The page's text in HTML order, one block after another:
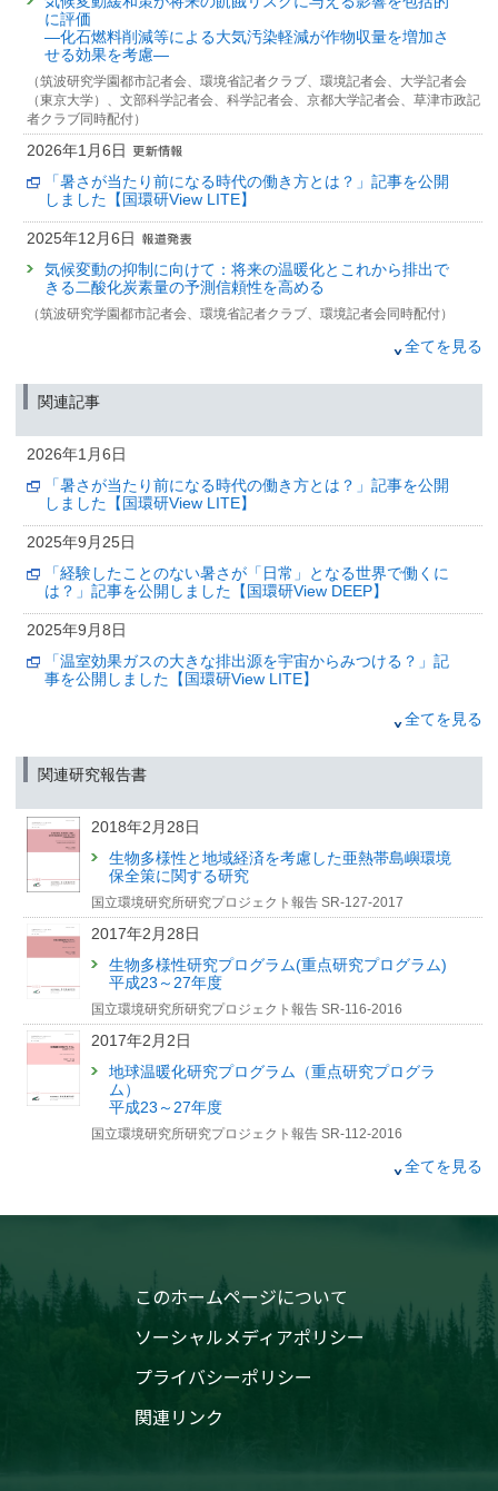
に評価
—化石燃料削減等による大気汚染軽減が作物収量を増加さ
せる効果を考慮—
（筑波研究学園都市記者会、環境省記者クラブ、環境記者会、大学記者会
（東京大学）、文部科学記者会、科学記者会、京都大学記者会、草津市政記
者クラブ同時配付）
2026年1月6日
「暑さが当たり前になる時代の働き方とは？」記事を公開
しました【国環研View LITE】
2025年12月6日
気候変動の抑制に向けて：将来の温暖化とこれから排出で
きる二酸化炭素量の予測信頼性を高める
（筑波研究学園都市記者会、環境省記者クラブ、環境記者会同時配付）
－シマクイナが明かす、日本列島が大陸集団の存続を支え
る仕組み－
（農政クラブ、農林記者会、林政記者クラブ、筑波研究学園都市記者会、北
海道教育記者クラブ、文部科学記者会、科学記者会、環境省記者クラブ、環
境記者会、千葉県政記者会、千葉民間放送テレビ記者クラブ同時配付）
2025年11月17日
長期的な暑熱適応の効果を見込んでも
亡者数が増加する
（筑波研究学園都市記者会、環境省記者クラブ、環境記者会同時配付）
2025年11月6日
気候変動リスク産官学連携ネットワーク公開シンポジウム
～サステナビリティ情報開示の動向と企業価値向上に向け
（筑波研究学園都市記者会配布（環境省、文部科学省、国土交通省、金融庁
2025年9月25日
「経験したことのない暑さが「日常」となる世界で働くに
は？」記事を公開しました【国環研View DEEP】
全てを見る
関連記事
2026年1月6日
「暑さが当たり前になる時代の働き方とは？」記事を公開
しました【国環研View LITE】
2025年9月25日
「経験したことのない暑さが「日常」となる世界で働くに
は？」記事を公開しました【国環研View DEEP】
2025年9月8日
「温室効果ガスの大きな排出源を宇宙からみつける？」記
事を公開しました【国環研View LITE】
いに宇宙へ」記事を公開しました【国環研View DEEP】
2025年7月9日
「「今年、ヒバリはいつ鳴いた？」—“季節のズレ”を追う全
国の観察者たちとは？」記事を公開しました【国環研View
2025年5月7日
「生物季節モニタリング：気候変動と生物のリズムを見つ
めて」記事を公開しました【国環研View DEEP】
2025年2月28日
「永久凍土は日本にも存在する？」記事を公開しました
【国環研View LITE】
全てを見る
関連研究報告書
2018年2月28日
生物多様性と地域経済を考慮した亜熱帯島嶼環境
保全策に関する研究
国立環境研究所研究プロジェクト報告 SR-127-2017
2017年2月28日
生物多様性研究プログラム(重点研究プログラム)
平成23～27年度
国立環境研究所研究プロジェクト報告 SR-116-2016
2017年2月2日
地球温暖化研究プログラム（重点研究プログラ
ム）
平成23～27年度
国立環境研究所研究プロジェクト報告 SR-112-2016
で見守る生物多様性−長い目、宙（そら）の目、ミ
2009年9月30日
侵入生物・組換え生物による遺伝的多様性影響評
価に関する研究（特別研究）
国立環境研究所特別研究報告 SR-88-2009
2006年12月28日
全てを見る
このホームページについて
ソーシャルメディアポリシー
プライバシーポリシー
関連リンク